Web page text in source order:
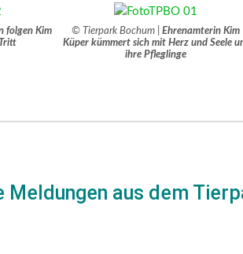
folgen Kim
© Tierpark Bochum | Ehrenamterin Kim
Küper kümmert sich mit Herz und Seele
ihre Pfleglinge
Meldungen aus dem